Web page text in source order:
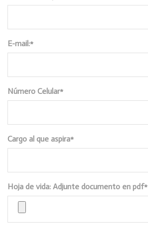
E-mail:*
Número Celular*
Cargo al que aspira*
Hoja de vida: Adjunte documento en pdf*